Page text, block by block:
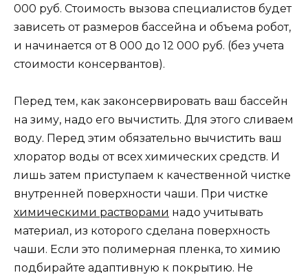
000 руб. Стоимость вызова специалистов будет
зависеть от размеров бассейна и объема робот,
и начинается от 8 000 до 12 000 руб. (без учета
стоимости консервантов).
Перед тем, как законсервировать ваш бассейн
на зиму, надо его вычистить. Для этого сливаем
воду. Перед этим обязательно вычистить ваш
хлоратор воды от всех химических средств. И
лишь затем приступаем к качественной чистке
внутренней поверхности чаши. При чистке
химическими растворами надо учитывать
материал, из которого сделана поверхность
чаши. Если это полимерная пленка, то химию
подбирайте адаптивную к покрытию. Не